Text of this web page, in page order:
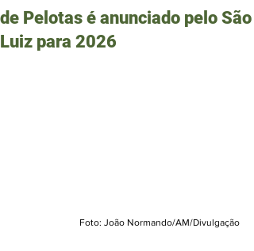
de Pelotas é anunciado pelo São
Luiz para 2026
Foto: João Normando/AM/Divulgação